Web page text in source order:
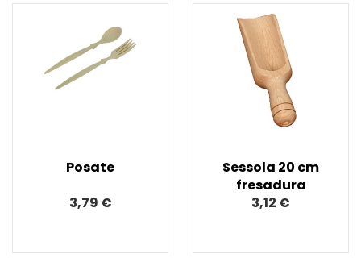
Posate
3,79 €
Sessola 20 cm
fresadura
3,12 €